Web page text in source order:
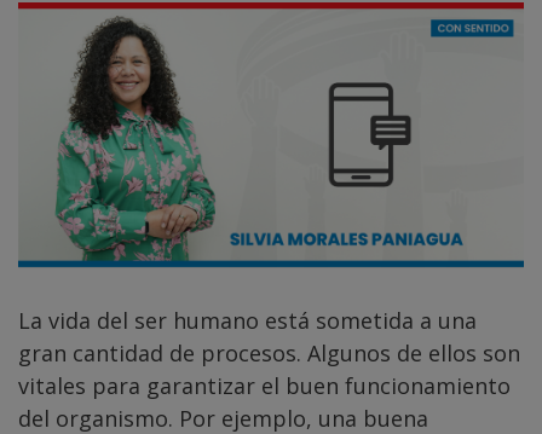
La vida del ser humano está sometida a una
gran cantidad de procesos. Algunos de ellos son
vitales para garantizar el buen funcionamiento
del organismo. Por ejemplo, una buena